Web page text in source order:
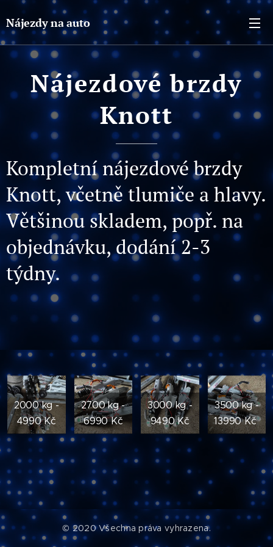
Nájezdy na auto
Nájezdové brzdy
Knott
Kompletní nájezdové brzdy
Knott, včetně tlumiče a hlavy.
Většinou skladem, popř. na
objednávku, dodání 2-3
týdny.
2000 kg -
4990 Kč
2700 kg -
6990 Kč
3000 kg -
9490 Kč
3500 kg -
13990 Kč
© 2020 Všechna práva vyhrazena.